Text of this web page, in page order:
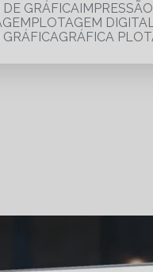
DE GRÁFICA
PLOTAGEM
GRÁFICA GRÁFICA